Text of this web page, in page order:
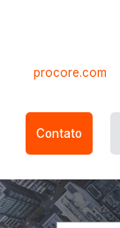
procore.com
Contato